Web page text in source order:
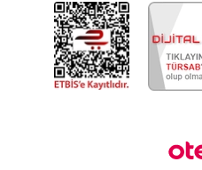
Ütü hizmeti
Diğer
Isıtma
İşlem rehberi
Koşullar ve şartlar
Aydınlatma metni